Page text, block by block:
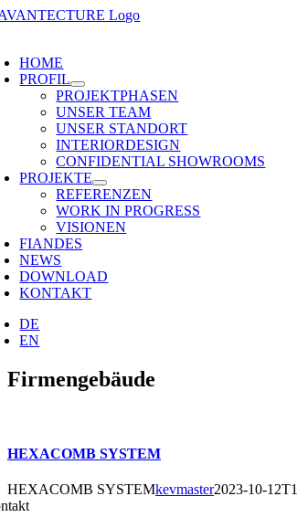
Zum
HOME
PROFIL
PROJEKTPHASEN
UNSER TEAM
UNSER STANDORT
INTERIORDESIGN
CONFIDENTIAL SHOWROOMS
PROJEKTE
REFERENZEN
WORK IN PROGRESS
VISIONEN
FIANDES
NEWS
DOWNLOAD
KONTAKT
DE
EN
Firmengebäude
HEXACOMB SYSTEM
HEXACOMB SYSTEMkevmaster2023-10-